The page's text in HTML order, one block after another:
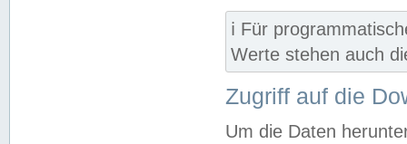
ℹ️ Für
Werte stehen auch
Zugriff auf die
Um die Daten